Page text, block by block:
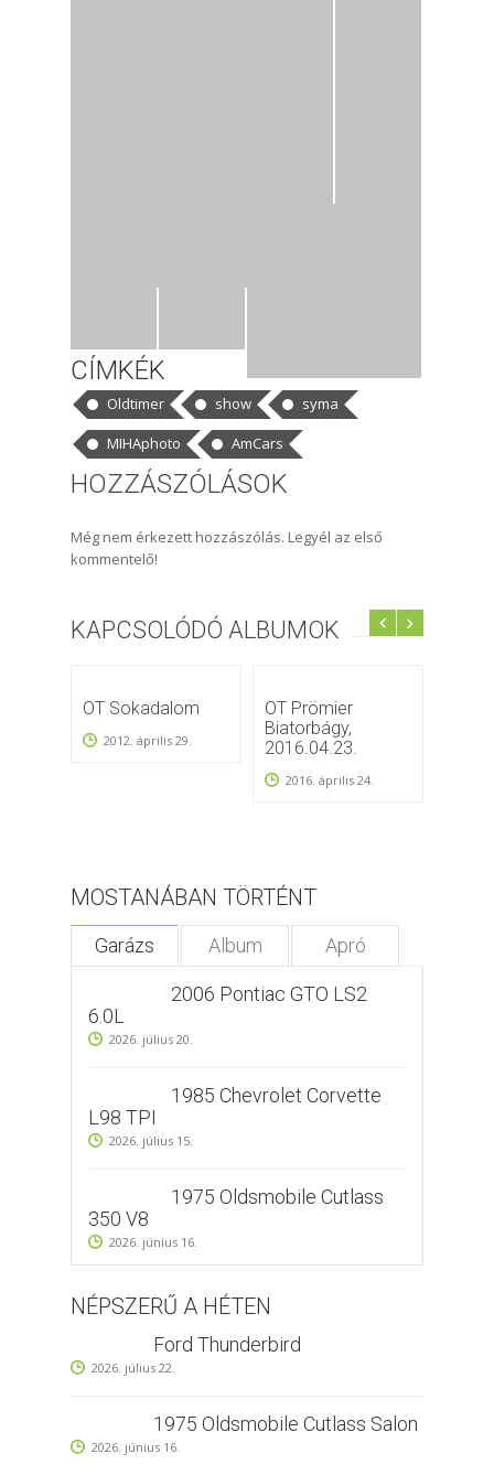
CÍMKÉK
Oldtimer show
syma
MIHAphoto
AmCars
HOZZÁSZÓLÁSOK
Még nem érkezett hozzászólás. Legyél az első
kommentelő!
KAPCSOLÓDÓ ALBUMOK
OT Sokadalom
2012. április 29.
OT Prömier
Biatorbágy,
2016.04.23.
2016. április 24.
MOSTANÁBAN TÖRTÉNT
Garázs Album Apró
2006 Pontiac GTO LS2
6.0L
2026. július 20.
1985 Chevrolet Corvette
L98 TPI
2026. július 15.
1975 Oldsmobile Cutlass
350 V8
2026. június 16.
NÉPSZERŰ A HÉTEN
Ford Thunderbird
2026. július 22.
1975 Oldsmobile Cutlass Salon
2026. június 16.